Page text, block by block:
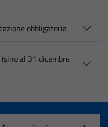
obbligatoria
al 31 dicembre